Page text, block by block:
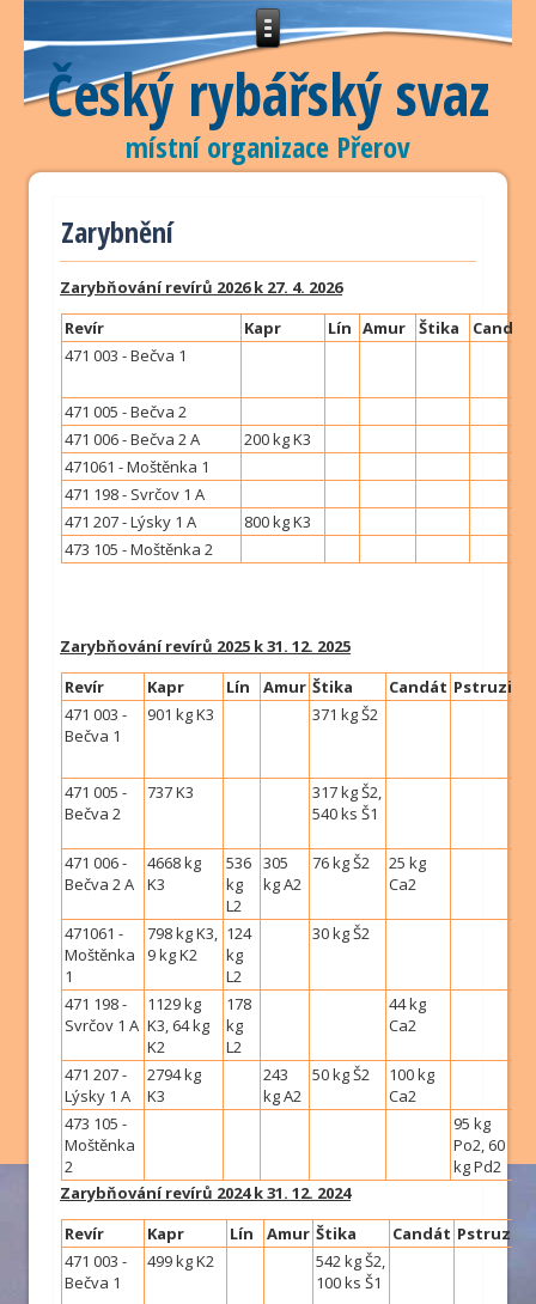
Český rybářský svaz
místní organizace Přerov
Zarybnění
Zarybňování revírů 2026 k 27. 4. 2026
Revír
Kapr Lín Amur Štika
Candát
471 003 - Bečva 1
471 005 - Bečva 2
471 006 - Bečva 2 A
200 kg K3
471061 - Moštěnka 1
471 198 - Svrčov 1 A
471 207 - Lýsky 1 A
800 kg K3
473 105 - Moštěnka 2
Zarybňování revírů 2025 k 31. 12. 2025
Revír
Kapr Lín Amur Štika Candát Pstruzi
471 003 -
Bečva 1
901 kg K3 371 kg Š2
471 005 -
Bečva 2
737 K3
317 kg Š2,
540 ks Š1
471 006 -
Bečva 2 A
4668 kg
K3
536
kg
L2
305
kg A2
76 kg Š2
25 kg
Ca2
471061 -
Moštěnka
1
798 kg K3,
9 kg K2
124
kg
L2
30 kg Š2
471 198 -
Svrčov 1 A
1129 kg
K3, 64 kg
K2
178
kg
L2
44 kg
Ca2
471 207 -
Lýsky 1 A
2794 kg
K3
243
kg A2
50 kg Š2
100 kg
Ca2
473 105 -
Moštěnka
2
95 kg
Po2, 60
kg Pd2
Zarybňování revírů 2024 k 31. 12. 2024
Revír
Kapr Lín Amur Štika Candát Pstruzi
471 003 -
Bečva 1
499 kg K2
542 kg Š2,
100 ks Š1